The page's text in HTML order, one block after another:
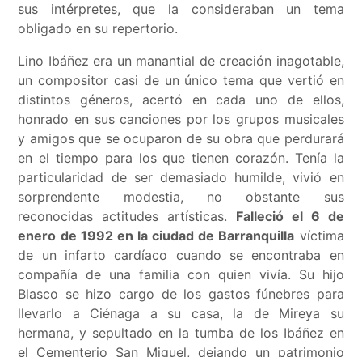
sus intérpretes, que la consideraban un tema
obligado en su repertorio.
Lino Ibáñez era un manantial de creación inagotable,
un compositor casi de un único tema que vertió en
distintos géneros, acertó en cada uno de ellos,
honrado en sus canciones por los grupos musicales
y amigos que se ocuparon de su obra que perdurará
en el tiempo para los que tienen corazón. Tenía la
particularidad de ser demasiado humilde, vivió en
sorprendente modestia, no obstante sus
reconocidas actitudes artísticas. Falleció el 6 de
enero de 1992 en la ciudad de Barranquilla víctima
de un infarto cardíaco cuando se encontraba en
compañía de una familia con quien vivía. Su hijo
Blasco se hizo cargo de los gastos fúnebres para
llevarlo a Ciénaga a su casa, la de Mireya su
hermana, y sepultado en la tumba de los Ibáñez en
el Cementerio San Miguel, dejando un patrimonio